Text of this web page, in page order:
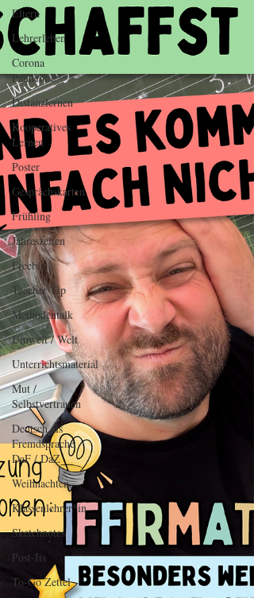
Eltern
Lehrerleben
Corona
Pandemie
Distanzlernen
Kooperatives
Lernen
Poster
Gesprächskarten
Frühling
Jahreszeiten
Freebie
Teacher Tip
Methodentalk
Umwelt / Welt
Unterrichtsmaterial
Mut /
Selbstvertrauen
Deutsch als
Fremdsprache
DaF / DaZ
Weihnachten
Klassenlehrer*in
Sketchnotes
Post-Its
To-Go Zettel